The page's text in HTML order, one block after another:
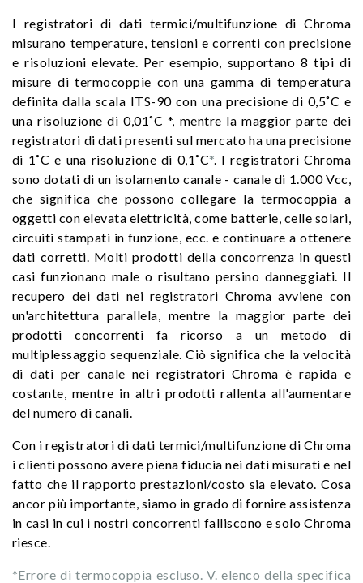
I registratori di dati termici/multifunzione di Chroma
misurano temperature, tensioni e correnti con precisione
e risoluzioni elevate. Per esempio, supportano 8 tipi di
misure di termocoppie con una gamma di temperatura
definita dalla scala ITS-90 con una precisione di 0,5˚C e
una risoluzione di 0,01˚C *, mentre la maggior parte dei
registratori di dati presenti sul mercato ha una precisione
di 1˚C e una risoluzione di 0,1˚C*. I registratori Chroma
sono dotati di un isolamento canale - canale di 1.000 Vcc,
che significa che possono collegare la termocoppia a
oggetti con elevata elettricità, come batterie, celle solari,
circuiti stampati in funzione, ecc. e continuare a ottenere
dati corretti. Molti prodotti della concorrenza in questi
casi funzionano male o risultano persino danneggiati. Il
recupero dei dati nei registratori Chroma avviene con
un'architettura parallela, mentre la maggior parte dei
prodotti concorrenti fa ricorso a un metodo di
multiplessaggio sequenziale. Ciò significa che la velocità
di dati per canale nei registratori Chroma è rapida e
costante, mentre in altri prodotti rallenta all'aumentare
del numero di canali.
Con i registratori di dati termici/multifunzione di Chroma
i clienti possono avere piena fiducia nei dati misurati e nel
fatto che il rapporto prestazioni/costo sia elevato. Cosa
ancor più importante, siamo in grado di fornire assistenza
in casi in cui i nostri concorrenti falliscono e solo Chroma
riesce.
*Errore di termocoppia escluso. V. elenco della specifica